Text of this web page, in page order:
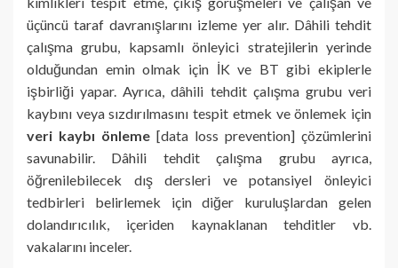
üçüncü taraf davranışlarını izleme yer alır. Dâhili tehdit
çalışma grubu, kapsamlı önleyici stratejilerin yerinde
olduğundan emin olmak için İK ve BT gibi ekiplerle
işbirliği yapar. Ayrıca, dâhili tehdit çalışma grubu veri
kaybını veya sızdırılmasını tespit etmek ve önlemek için
veri kaybı önleme [data loss prevention] çözümlerini
savunabilir. Dâhili tehdit çalışma grubu ayrıca,
öğrenilebilecek dış dersleri ve potansiyel önleyici
tedbirleri belirlemek için diğer kuruluşlardan gelen
dolandırıcılık, içeriden kaynaklanan tehditler vb.
vakalarını inceler.